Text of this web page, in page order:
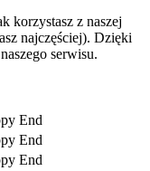
korzystasz z naszej
najczęściej). Dzięki
serwisu.
End
End
End